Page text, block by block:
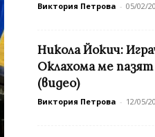
Виктория Петрова - 05/02/
Никола Йокич:
Оклахома ме пазят
(видео)
Виктория Петрова - 12/05/